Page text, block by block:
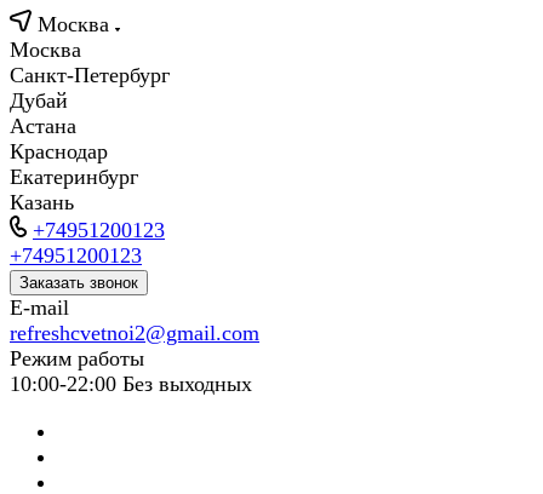
Москва
Москва
Санкт-Петербург
Дубай
Астана
Краснодар
Екатеринбург
Казань
+74951200123
+74951200123
Заказать звонок
E-mail
refreshcvetnoi2@gmail.com
Режим работы
10:00-22:00 Без выходных